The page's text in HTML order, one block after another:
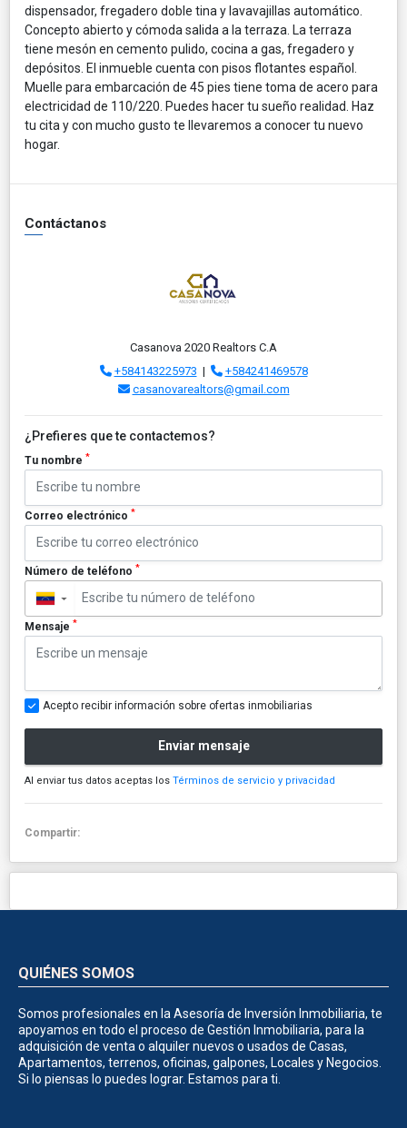
dispensador, fregadero doble tina y lavavajillas automático.
Concepto abierto y cómoda salida a la terraza. La terraza
tiene mesón en cemento pulido, cocina a gas, fregadero y
depósitos. El inmueble cuenta con pisos flotantes español.
Muelle para embarcación de 45 pies tiene toma de acero para
electricidad de 110/220. Puedes hacer tu sueño realidad. Haz
tu cita y con mucho gusto te llevaremos a conocer tu nuevo
hogar.
Contáctanos
Casanova 2020 Realtors C.A
+584143225973 |
+584241469578
casanovarealtors@gmail.com
¿Prefieres que te contactemos?
Tu nombre *
Correo electrónico *
Número de teléfono *
▼
Mensaje *
Acepto recibir información sobre ofertas inmobiliarias
Enviar mensaje
Al enviar tus datos aceptas los Términos de servicio y privacidad
Compartir:
QUIÉNES SOMOS
Somos profesionales en la Asesoría de Inversión Inmobiliaria, te
apoyamos en todo el proceso de Gestión Inmobiliaria, para la
adquisición de venta o alquiler nuevos o usados de Casas,
Apartamentos, terrenos, oficinas, galpones, Locales y Negocios.
Si lo piensas lo puedes lograr. Estamos para ti.